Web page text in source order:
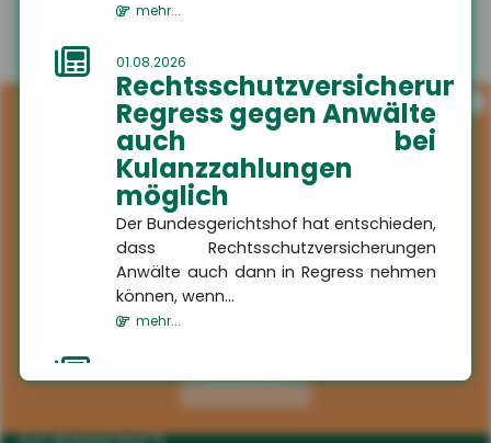
mehr...
01.08.2026
Rechtsschutzversicherung:
Regress gegen Anwälte
auch bei
Kulanzzahlungen
möglich
Der Bundesgerichtshof hat entschieden,
dass Rechtsschutzversicherungen
Anwälte auch dann in Regress nehmen
können, wenn...
mehr...
Schaden in der
Waschstraße:
Aktivieren
HSH
Versicherungsmakler GmbH